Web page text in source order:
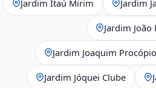
Jardim Itaú Mirim Jardim
Jardim João
Jardim Joaquim
Jardim Jóquei Clube